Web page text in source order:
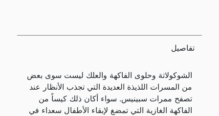
تفاصيل
الشوكولاتة وحلوى الفاكهة والعلك ليست سوى بعض
من المسرات اللذيذة العديدة التي تجذب الأنظار عند
تصفح ممرات سبينيس. سواء أكان ذلك كيساً من
الفاكهة الغازية التي تمضغ لإبقاء الأطفال سعداء في